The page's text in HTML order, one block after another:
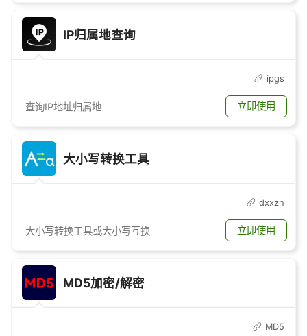
IP归属地查询
ipgs
查询IP地址归属地 立即使用
大小写转换工具
dxxzh
大小写转换工具或大小写互换 立即使用
MD5加密/解密
MD5